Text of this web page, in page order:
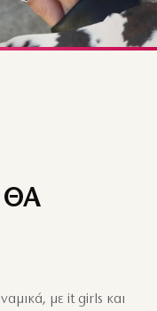
ΘΑ
με it girls και